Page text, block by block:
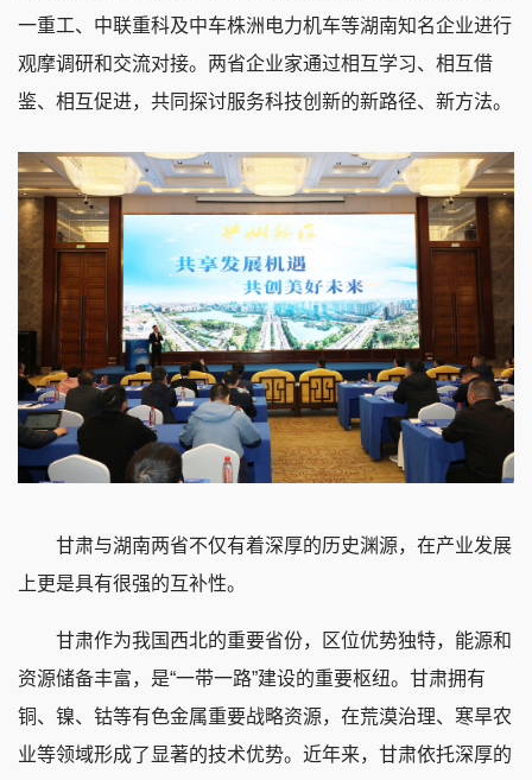
一重工、中联重科及中车株洲电力机车等湖南知名企业进行
观摩调研和交流对接。两省企业家通过相互学习、相互借
鉴、相互促进，共同探讨服务科技创新的新路径、新方法。
甘肃与湖南两省不仅有着深厚的历史渊源，在产业发展
上更是具有很强的互补性。
甘肃作为我国西北的重要省份，区位优势独特，能源和
资源储备丰富，是“一带一路”建设的重要枢纽。甘肃拥有
铜、镍、钴等有色金属重要战略资源，在荒漠治理、寒旱农
业等领域形成了显著的技术优势。近年来，甘肃依托深厚的